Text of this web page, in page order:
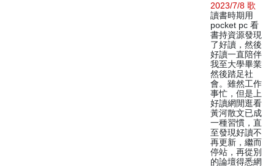
2023/7/8 歌
讀書時期用
pocket pc 看
書持資源發現
了好讀，然後
好讀一直陪伴
我至大學畢業
然後踏足社
會。雖然工作
事忙，但是上
好讀網閒逛看
黃河散文已成
一種習慣，直
至發現好讀不
再更新，繼而
停站，再從別
的論壇得悉網